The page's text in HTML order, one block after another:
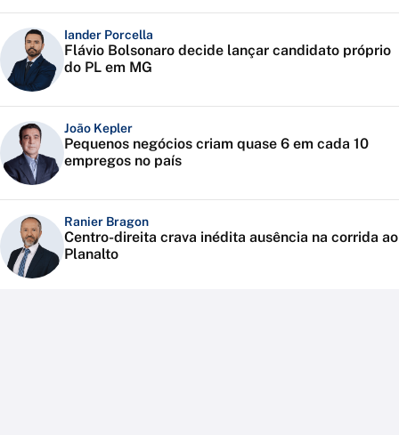
Iander Porcella
Flávio Bolsonaro decide lançar candidato próprio
do PL em MG
João Kepler
Pequenos negócios criam quase 6 em cada 10
empregos no país
Ranier Bragon
Centro-direita crava inédita ausência na corrida ao
Planalto